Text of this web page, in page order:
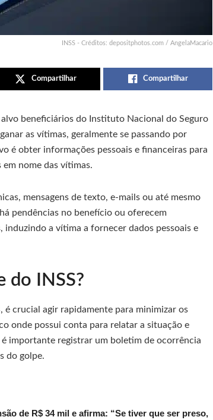
INSS - Créditos: depositphotos.com / AngelaMacario
Compartilhar Compartilhar
beneficiários do Instituto Nacional do Seguro
as vítimas, geralmente se passando por
é obter informações pessoais e financeiras para
nome das vítimas.
mensagens de texto, e-mails ou até mesmo
pendências no benefício ou oferecem
a vítima a fornecer dados pessoais e
do INSS?
é crucial agir rapidamente para minimizar os
onde possui conta para relatar a situação e
importante registrar um boletim de ocorrência
do golpe.
de R$ 34 mil e afirma: “Se tiver que ser preso,